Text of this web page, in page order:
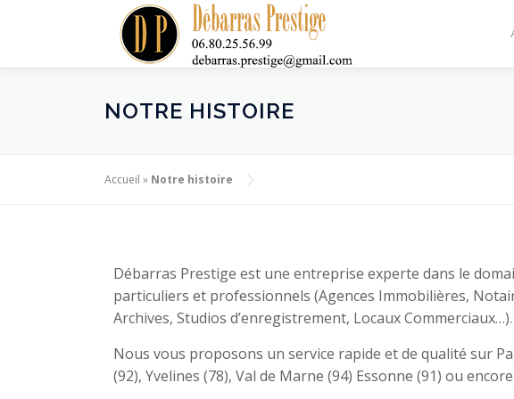
NOTRE HISTOIRE
Accueil » Notre histoire
Débarras Prestige est une entreprise experte dans le
particuliers et professionnels (Agences Immobilières,
Archives, Studios d’enregistrement, Locaux Commerciaux…).
Nous vous proposons un service rapide et de qualité sur
(92), Yvelines (78), Val de Marne (94) Essonne (91) ou